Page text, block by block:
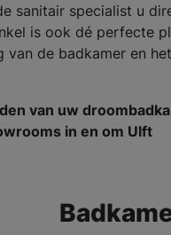
sanitair specialist u
is ook dé perfecte
de badkamer en
van uw
in en om Ulft